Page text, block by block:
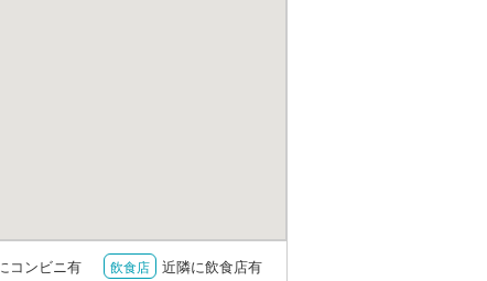
コンビニ有 飲食店 近隣に飲食店有